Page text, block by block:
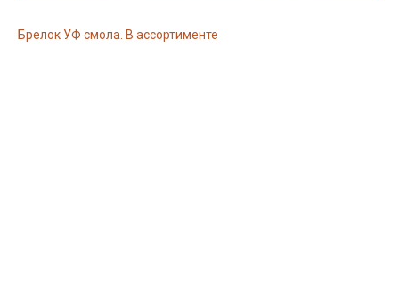
Брелок УФ смола. В ассортименте